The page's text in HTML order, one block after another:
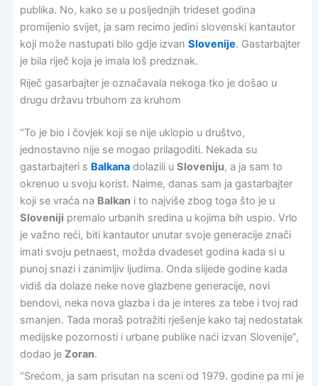
publika. No, kako se u posljednjih trideset godina
promijenio svijet, ja sam recimo jedini slovenski kantautor
koji može nastupati bilo gdje izvan Slovenije. Gastarbajter
je bila riječ koja je imala loš predznak.
Riječ gasarbajter je označavala nekoga tko je došao u
drugu državu trbuhom za kruhom
“To je bio i čovjek koji se nije uklopio u društvo,
jednostavno nije se mogao prilagoditi. Nekada su
gastarbajteri s Balkanadolazili u Sloveniju, a ja sam to
okrenuo u svoju korist. Naime, danas sam ja gastarbajter
koji se vraća na Balkani to najviše zbog toga što je u
Sloveniji premalo urbanih sredina u kojima bih uspio. Vrlo
je važno reći, biti kantautor unutar svoje generacije znači
imati svoju petnaest, možda dvadeset godina kada si u
punoj snazi i zanimljiv ljudima. Onda slijede godine kada
vidiš da dolaze neke nove glazbene generacije, novi
bendovi, neka nova glazba i da je interes za tebe i tvoj rad
smanjen. Tada moraš potražiti rješenje kako taj nedostatak
medijske pozornosti i urbane publike naći izvan Slovenije”,
dodao je Zoran.
“Srećom, ja sam prisutan na sceni od 1979. godine pa mi je